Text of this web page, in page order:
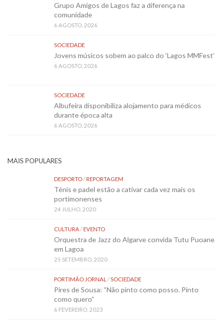
Grupo Amigos de Lagos faz a diferença na
comunidade
6 AGOSTO, 2026
SOCIEDADE
Jovens músicos sobem ao palco do ‘Lagos MMFest’
6 AGOSTO, 2026
SOCIEDADE
Albufeira disponibiliza alojamento para médicos
durante época alta
6 AGOSTO, 2026
MAIS POPULARES
DESPORTO/REPORTAGEM
Ténis e padel estão a cativar cada vez mais os
portimonenses
24 JULHO, 2020
CULTURA/EVENTO
Orquestra de Jazz do Algarve convida Tutu Puoane
em Lagoa
25 SETEMBRO, 2020
PORTIMÃO JORNAL /SOCIEDADE
Pires de Sousa: “Não pinto como posso. Pinto
como quero”
6 FEVEREIRO, 2023